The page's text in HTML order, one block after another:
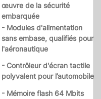
œuvre de la sécurité
embarquée
- Modules d'alimentation
sans embase, qualifiés pour
l'aéronautique
- Contrôleur d'écran tactile
polyvalent pour l’automobile
- Mémoire flash 64 Mbits